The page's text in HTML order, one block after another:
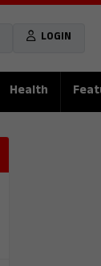
LOGIN
Health